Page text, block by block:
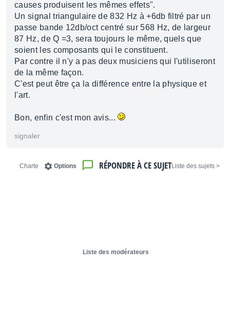
causes produisent les mêmes effets".
Un signal triangulaire de 832 Hz à +6db filtré par un
passe bande 12db/oct centré sur 568 Hz, de largeur
87 Hz, de Q =3, sera toujours le même, quels que
soient les composants qui le constituent.
Par contre il n'y a pas deux musiciens qui l'utiliseront
de la même façon.
C'est peut être ça la différence entre la physique et
l'art.
Bon, enfin c'est mon avis...
signaler
< Liste des sujets
RÉPONDRE À CE SUJET
Options
Charte
Liste des modérateurs